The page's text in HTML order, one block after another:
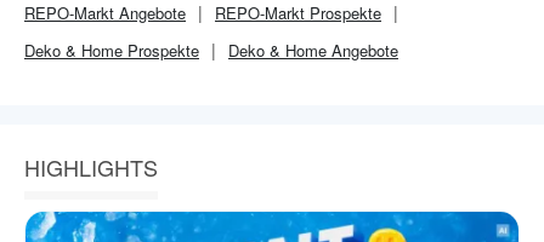
REPO-Markt Angebote REPO-Markt Prospekte
Deko & Home Prospekte Deko & Home Angebote
HIGHLIGHTS